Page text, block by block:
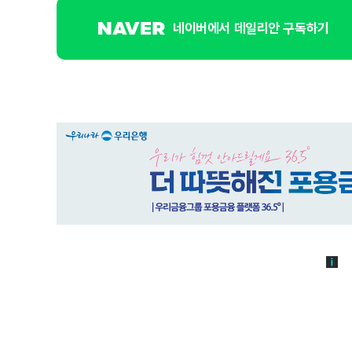
네이버에서 데일리안 구독하기